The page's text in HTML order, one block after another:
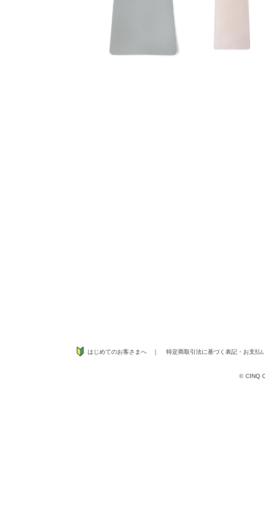
はじめてのお客さまへ ｜ 特定商取引法に基づく表記 ・ お支払
© CINQ